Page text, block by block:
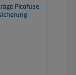
Picofuse